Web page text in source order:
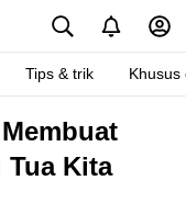
Tips & trik Khusus
Tua Kita